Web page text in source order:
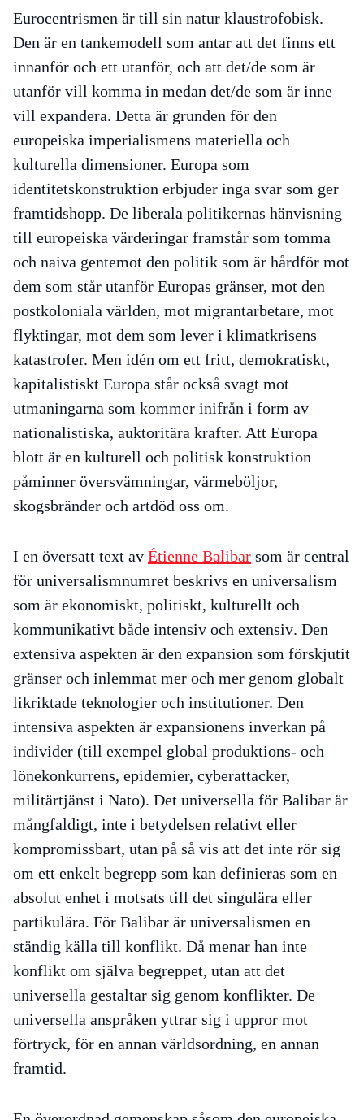
Eurocentrismen är till sin natur klaustrofobisk.
Den är en tankemodell som antar att det finns ett
innanför och ett utanför, och att det/de som är
utanför vill komma in medan det/de som är inne
vill expandera. Detta är grunden för den
europeiska imperialismens materiella och
kulturella dimensioner. Europa som
identitetskonstruktion erbjuder inga svar som ger
framtidshopp. De liberala politikernas hänvisning
till europeiska värderingar framstår som tomma
och naiva gentemot den politik som är hårdför mot
dem som står utanför Europas gränser, mot den
postkoloniala världen, mot migrantarbetare, mot
flyktingar, mot dem som lever i klimatkrisens
katastrofer. Men idén om ett fritt, demokratiskt,
kapitalistiskt Europa står också svagt mot
utmaningarna som kommer inifrån i form av
nationalistiska, auktoritära krafter. Att Europa
blott är en kulturell och politisk konstruktion
påminner översvämningar, värmeböljor,
skogsbränder och artdöd oss om.
I en översatt text av Étienne Balibar som är central
för universalismnumret beskrivs en universalism
som är ekonomiskt, politiskt, kulturellt och
kommunikativt både intensiv och extensiv. Den
extensiva aspekten är den expansion som förskjutit
gränser och inlemmat mer och mer genom globalt
likriktade teknologier och institutioner. Den
intensiva aspekten är expansionens inverkan på
individer (till exempel global produktions- och
lönekonkurrens, epidemier, cyberattacker,
militärtjänst i Nato). Det universella för Balibar är
mångfaldigt, inte i betydelsen relativt eller
kompromissbart, utan på så vis att det inte rör sig
om ett enkelt begrepp som kan definieras som en
absolut enhet i motsats till det singulära eller
partikulära. För Balibar är universalismen en
ständig källa till konflikt. Då menar han inte
konflikt om själva begreppet, utan att det
universella gestaltar sig genom konflikter. De
universella anspråken yttrar sig i uppror mot
förtryck, för en annan världsordning, en annan
framtid.